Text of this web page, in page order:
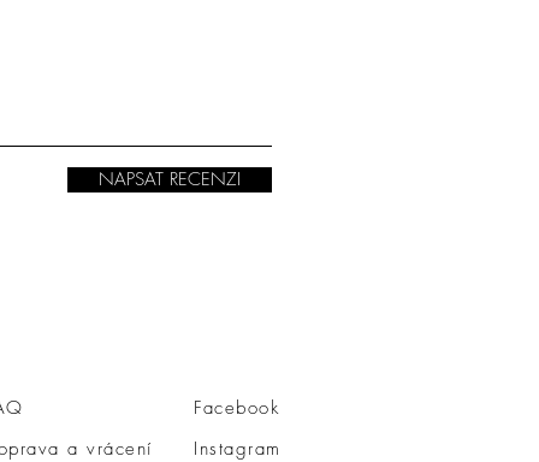
NAPSAT RECENZI
a vrácení
Facebook
Instagram